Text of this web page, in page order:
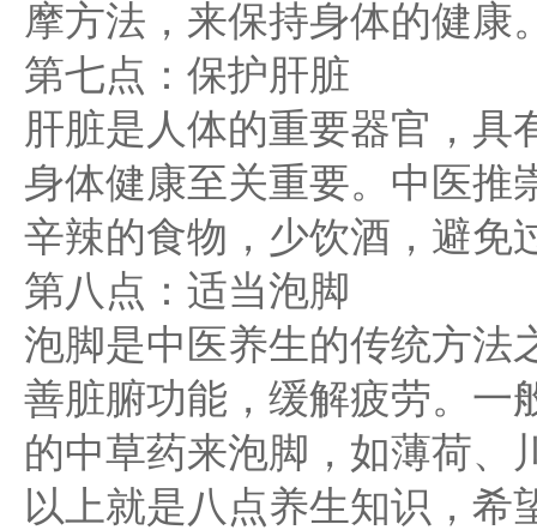
摩方法，来保持身体的健康
第七点：保护肝脏
肝脏是人体的重要器官，具
身体健康至关重要。中医推
辛辣的食物，少饮酒，避免
第八点：适当泡脚
泡脚是中医养生的传统方法
善脏腑功能，缓解疲劳。一
的中草药来泡脚，如薄荷、
以上就是八点养生知识，